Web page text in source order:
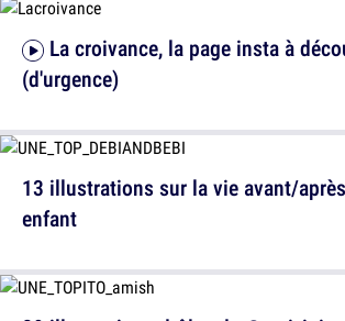
(d'urgence)
13 illustrations sur la vie avant/
enfant